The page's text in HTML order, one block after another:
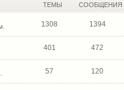
ТЕМЫ СООБЩЕНИЯ
1308 1394
401 472
57 120